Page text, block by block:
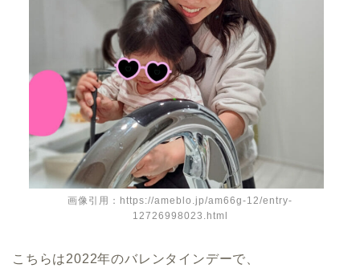
画像引用：https://ameblo.jp/am66g-12/entry-
12726998023.html
こちらは2022年のバレンタインデーで、